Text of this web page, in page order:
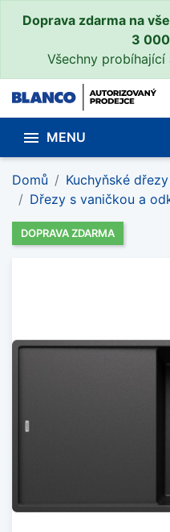
Doprava zdarma na
3
Všechny probíhající
 MENU
Domů Kuchyňské dřezy
Dřezy s vaničkou a
DOPRAVA ZDARMA